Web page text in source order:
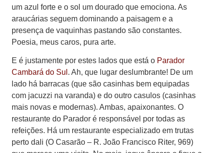
um azul forte e o sol um dourado que emociona. As
araucárias seguem dominando a paisagem e a
presença de vaquinhas pastando são constantes.
Poesia, meus caros, pura arte.
E é justamente por estes lados que está o Parador
Cambará do Sul . Ah, que lugar deslumbrante! De um
lado há barracas (que são casinhas bem equipadas
com jacuzzi na varanda) e do outro casulos (casinhas
mais novas e modernas). Ambas, apaixonantes. O
restaurante do Parador é responsável por todas as
refeições. Há um restaurante especializado em trutas
perto dali (O Casarão – R. João Francisco Riter, 969)